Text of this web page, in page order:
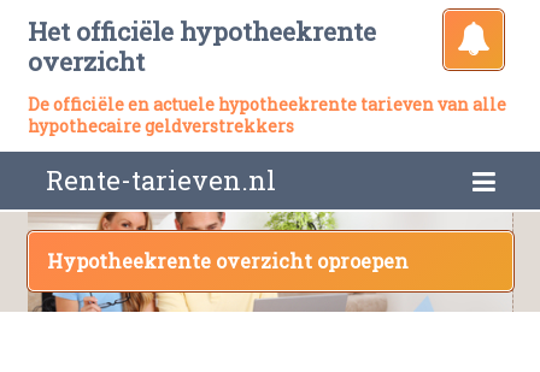
Het officiële hypotheekrente
overzicht
De officiële en actuele hypotheekrente tarieven van alle
hypothecaire geldverstrekkers
Rente-tarieven.nl
Hypotheekrente overzicht oproepen